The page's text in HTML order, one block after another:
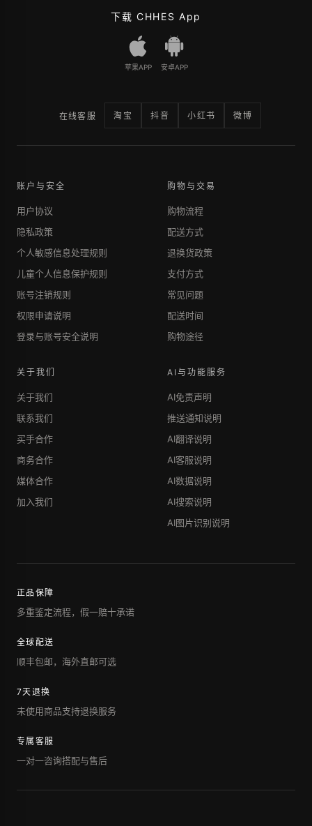
下载 CHHES App
苹果APP 安卓APP
在线客服 淘宝 抖音 小红书 微博
账户与安全
用户协议
隐私政策
个人敏感信息处理规则
儿童个人信息保护规则
账号注销规则
权限申请说明
登录与账号安全说明
购物与交易
购物流程
配送方式
退换货政策
支付方式
常见问题
配送时间
购物途径
关于我们
关于我们
联系我们
买手合作
商务合作
媒体合作
加入我们
AI与功能服务
AI免责声明
推送通知说明
AI翻译说明
AI客服说明
AI数据说明
AI搜索说明
AI图片识别说明
正品保障
多重鉴定流程，假一赔十承诺
全球配送
顺丰包邮，海外直邮可选
7天退换
未使用商品支持退换服务
专属客服
一对一咨询搭配与售后